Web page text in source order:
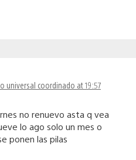
universal coordinado at 19:57
no renuevo asta q vea
lo ago solo un mes o
ponen las pilas